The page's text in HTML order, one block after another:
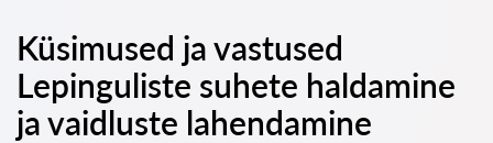
Küsimused ja vastused
Lepinguliste suhete haldamine
ja vaidluste lahendamine